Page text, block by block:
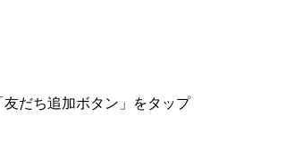
だち追加ボタン」をタップ